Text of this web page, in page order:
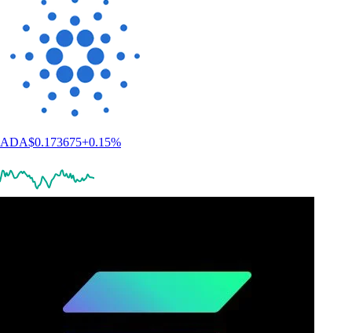
ADA$0.173675+0.15%